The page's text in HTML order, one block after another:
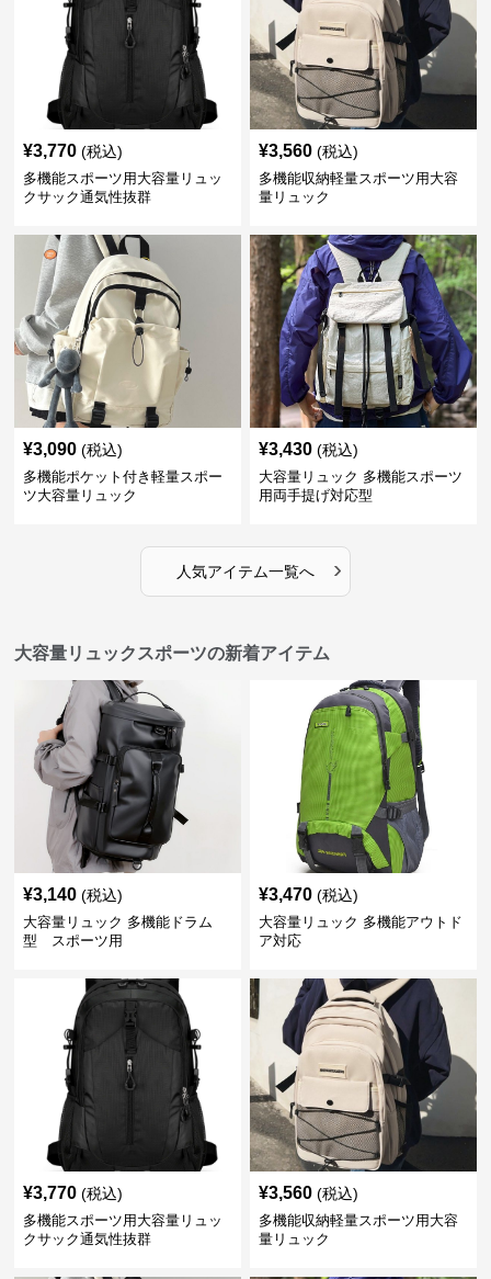
¥3,770 (税込)
多機能スポーツ用大容量リュッ
クサック通気性抜群
¥3,560 (税込)
多機能収納軽量スポーツ用大容
量リュック
¥3,090 (税込)
多機能ポケット付き軽量スポー
ツ大容量リュック
¥3,430 (税込)
大容量リュック 多機能スポーツ
用両手提げ対応型
人気アイテム一覧へ ›
大容量リュックスポーツの新着アイテム
¥3,140 (税込)
大容量リュック 多機能ドラム
型 スポーツ用
¥3,470 (税込)
大容量リュック 多機能アウトド
ア対応
¥3,770 (税込)
多機能スポーツ用大容量リュッ
クサック通気性抜群
¥3,560 (税込)
多機能収納軽量スポーツ用大容
量リュック